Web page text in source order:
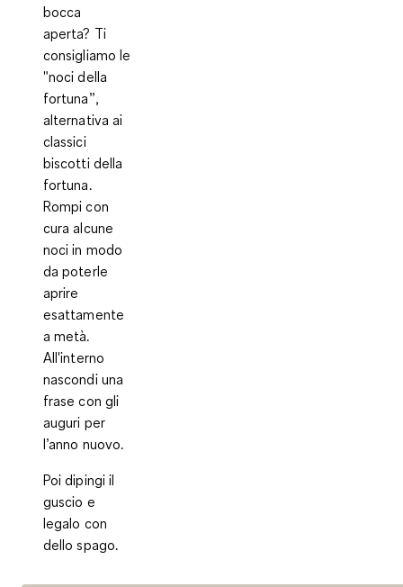
bocca
aperta? Ti
consigliamo le
"noci della
fortuna”,
alternativa ai
classici
biscotti della
fortuna.
Rompi con
cura alcune
noci in modo
da poterle
aprire
esattamente
a metà.
All'interno
nascondi una
frase con gli
auguri per
l’anno nuovo.
Poi dipingi il
guscio e
legalo con
dello spago.